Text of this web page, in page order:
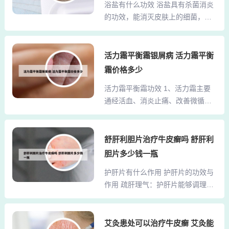
量艾灸灰，用于洗脸，可以深层清
洁皮肤，去除多余油脂和污垢，...
据这个道理，用木瓜炖肉的话，肉
质也会更嫩更甘旨。2、宣木瓜汤：
将宣木瓜与黑豆、薏仁等食材搭配
通经络。 宣木瓜酒：将宣木瓜与独
活、当归、陈皮等多种中药材搭配
泡好的药酒能通利关节、化瘀止
痛。3、泡酒也是宣木瓜最常...
浴盐有什么功效 浴盐具有杀菌消炎
的功效，能消灭皮肤上的细菌，抑
制细菌的滋生，保护皮肤健康，避
皮肤上已有伤口，则不宜用浴盐消
炎，以免刺激伤口，造成色素沉
状，使用浴盐可以起到止痒的效
果，并能杀灭导致皮肤瘙痒的细
菌。缓解干燥：保湿型浴盐能改善
弹性。杀菌消炎：具有消灭皮肤上
细菌的功效，保护皮肤健康。止
到止痒效果。镇静安神：浴盐中的
香料能安抚紧张情绪，舒缓压力，
改善睡...
活力霜平衡霜银屑病 活力霜平衡
霜价格多少
活力霜平衡霜功效 1、活力霜主要
通经活血、消炎止痛、改善微循环
更明显，同时有提高免疫力作用。
疼痛部位。平衡霜主要平衡内分
泌、提高免疫力，同时也有消炎止
淋巴（脖子、腋下、腹股沟）和粘
膜（鼻孔、嘴唇、私密）我这里说
的消炎止痛包括，全身上下。2、平
力，同时也有消炎止痛作用，平衡
舒肝利胆片治疗牛皮癣吗 舒肝利
胆片多少钱一瓶
护肝片有什么作用 护肝片的功效与
作用 疏肝理气：护肝片能够调理肝
脏的气机，缓解因肝气郁结而引起
助于增强脾胃功能，促进食物的消
艾灸患处可以治疗牛皮癣 艾灸能